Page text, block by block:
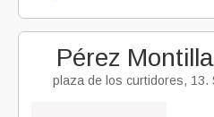
Pérez Montilla
plaza de los curtidores, 13.